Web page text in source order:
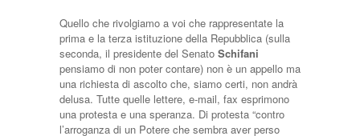
Quello che rivolgiamo a voi che rappresentate la
prima e la terza istituzione della Repubblica (sulla
seconda, il presidente del Senato Schifani
pensiamo di non poter contare) non è un appello ma
una richiesta di ascolto che, siamo certi, non andrà
delusa. Tutte quelle lettere, e-mail, fax esprimono
una protesta e una speranza. Di protesta “contro
l’arroganza di un Potere che sembra aver perso